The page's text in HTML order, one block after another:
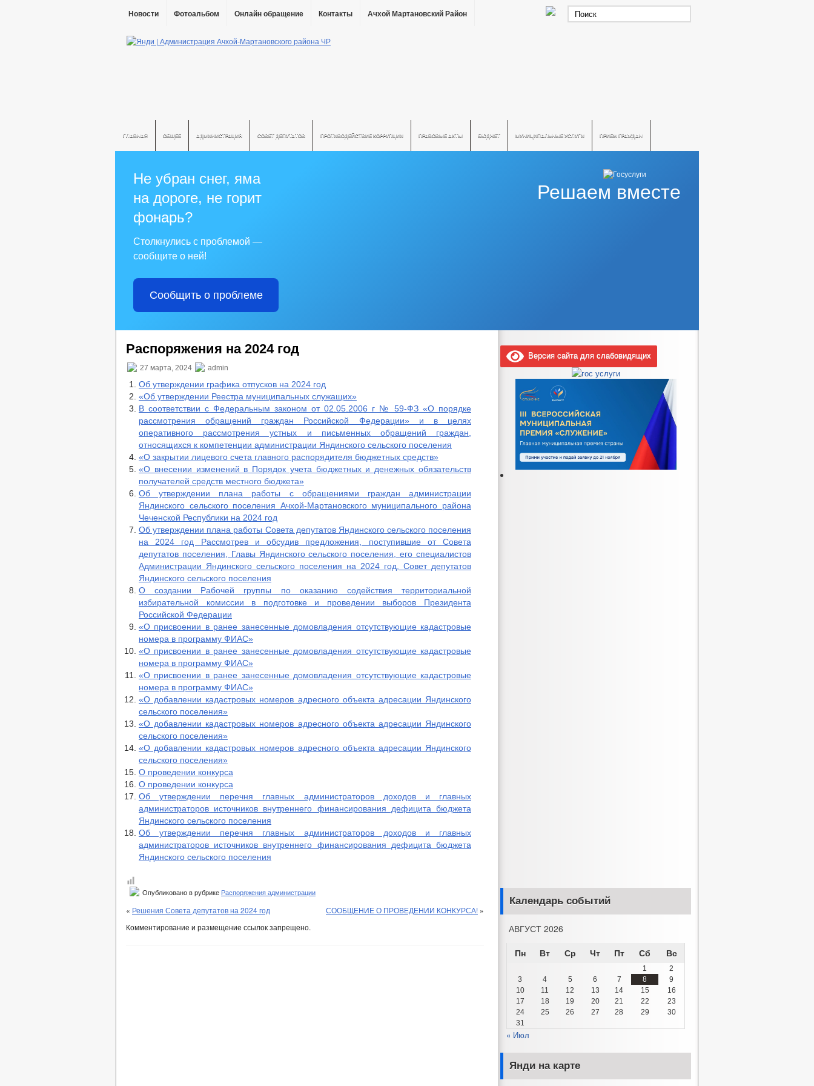
Новости Фотоальбом Онлайн обращение Контакты Ачхой Мартановский Район
ГЛАВНАЯ ОБЩЕЕ АДМИНИСТРАЦИЯ СОВЕТ ДЕПУТАТОВ ПРОТИВОДЕЙСТВИЕ КОРРУПЦИИ ПРАВОВЫЕ АКТЫ БЮДЖЕТ МУНИЦИПАЛЬНЫЕ УСЛУГИ ПРИЕМ ГРАЖДАН
Решаем вместе
Не убран снег, яма
на дороге, не горит
фонарь?
Столкнулись с проблемой —
сообщите о ней!
Сообщить о проблеме
Распоряжения на 2024 год
27 марта, 2024 admin
Об утверждении графика отпусков на 2024 год
«Об утверждении Реестра муниципальных служащих»
В соответствии с Федеральным законом от 02.05.2006 г № 59-ФЗ «О порядке
рассмотрения обращений граждан Российской Федерации» и в целях
оперативного рассмотрения устных и письменных обращений граждан,
относящихся к компетенции администрации Яндинского сельского поселения
«О закрытии лицевого счета главного распорядителя бюджетных средств»
«О внесении изменений в Порядок учета бюджетных и денежных обязательств
получателей средств местного бюджета»
Об утверждении плана работы с обращениями граждан администрации
Яндинского сельского поселения Ачхой-Мартановского муниципального района
Чеченской Республики на 2024 год
Об утверждении плана работы Совета депутатов Яндинского сельского поселения
на 2024 год Рассмотрев и обсудив предложения, поступившие от Совета
депутатов поселения, Главы Яндинского сельского поселения, его специалистов
Администрации Яндинского сельского поселения на 2024 год, Совет депутатов
Яндинского сельского поселения
О создании Рабочей группы по оказанию содействия территориальной
избирательной комиссии в подготовке и проведении выборов Президента
Российской Федерации
«О присвоении в ранее занесенные домовладения отсутствующие кадастровые
номера в программу ФИАС»
«О присвоении в ранее занесенные домовладения отсутствующие кадастровые
номера в программу ФИАС»
«О присвоении в ранее занесенные домовладения отсутствующие кадастровые
номера в программу ФИАС»
«О добавлении кадастровых номеров адресного объекта адресации Яндинского
сельского поселения»
«О добавлении кадастровых номеров адресного объекта адресации Яндинского
сельского поселения»
«О добавлении кадастровых номеров адресного объекта адресации Яндинского
сельского поселения»
О проведении конкурса
О проведении конкурса
Об утверждении перечня главных администраторов доходов и главных
администраторов источников внутреннего финансирования дефицита бюджета
Яндинского сельского поселения
Об утверждении перечня главных администраторов доходов и главных
администраторов источников внутреннего финансирования дефицита бюджета
Яндинского сельского поселения
Опубликовано в рубрике Распоряжения администрации
« Решения Совета депутатов на 2024 год СООБЩЕНИЕ О ПРОВЕДЕНИИ КОНКУРСА! »
Комментирование и размещение ссылок запрещено.
Версия сайта для слабовидящих
Календарь событий
АВГУСТ 2026
Пн
Вт Ср Чт Пт Сб Вс
1
2
3
4 5 6 7 8
9
10
11 12 13 14 15
16
17
18 19 20 21 22
23
24
25 26 27 28 29
30
31
« Июл
Янди на карте